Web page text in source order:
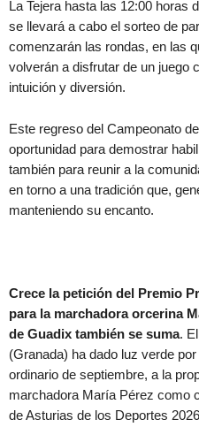
La Tejera hasta las 12:00 horas
se llevará a cabo el sorteo de
comenzarán las rondas, en las
volverán a disfrutar de un juego
intuición y diversión.
Este regreso del Campeonato
oportunidad para demostrar
también para reunir a la
en torno a una tradición que,
manteniendo su encanto.
Crece la petición del Premio
para la marchadora orcerina
de Guadix también se suma.
(Granada) ha dado luz verde
ordinario de septiembre, a la
marchadora María Pérez como
de Asturias de los Deportes